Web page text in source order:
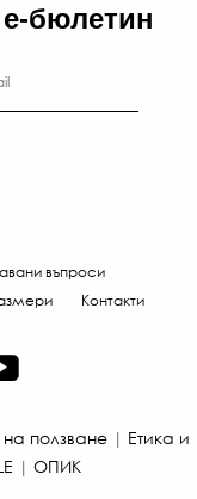
бюлетин
въпроси
Контакти
ползване| Етика и
| ОПИК